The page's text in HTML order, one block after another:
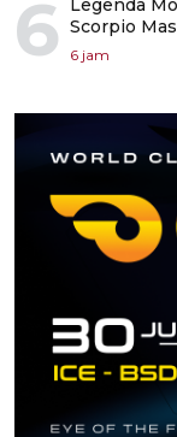
6
Legenda
Scorpio
6 jam